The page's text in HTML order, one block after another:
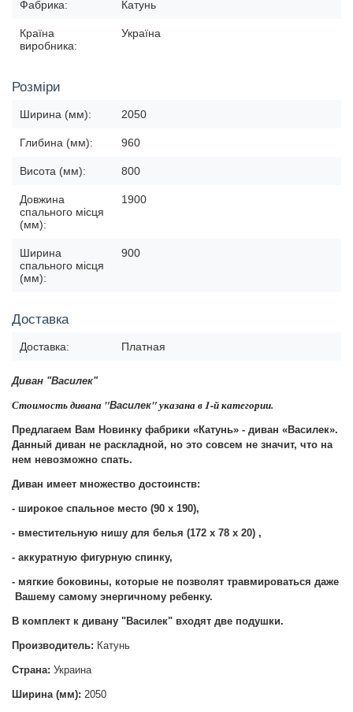
Фабрика: Катунь
Країна
виробника:
Україна
Розміри
Ширина (мм): 2050
Глибина (мм): 960
Висота (мм): 800
Довжина
спального місця
(мм):
1900
Ширина
спального місця
(мм):
900
Доставка
Доставка: Платная
Диван "Василек"
Стоимость дивана "Василек"указана в 1-й категории.
Предлагаем Вам Новинку фабрики «Катунь» - диван «Василек».
Данный диван не раскладной, но это совсем не значит, что на
нем невозможно спать.
Диван имеет множество достоинств:
- широкое спальное место (90 х 190),
- вместительную нишу для белья (172 х 78 х 20) ,
- аккуратную фигурную спинку,
- мягкие боковины, которые не позволят травмироваться даже
Вашему самому энергичному ребенку.
В комплект к дивану "Василек" входят две подушки.
Производитель: Катунь
Страна: Украина
Ширина (мм): 2050